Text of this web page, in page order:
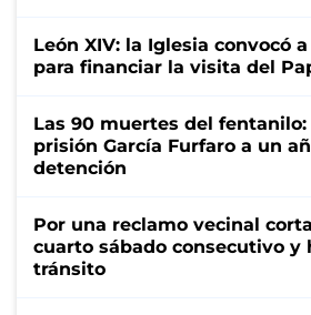
León XIV: la Iglesia convocó
para financiar la visita del
Las 90 muertes del
prisión García Furfaro a un
detención
Por una reclamo vecinal
cuarto sábado consecutivo y
tránsito